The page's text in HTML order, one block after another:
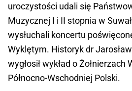
uroczystości udali się
Muzycznej I i II stopnia w
wysłuchali koncertu
Wyklętym. Historyk dr
wygłosił wykład o Żołnierzach
Północno-Wschodniej Polski.